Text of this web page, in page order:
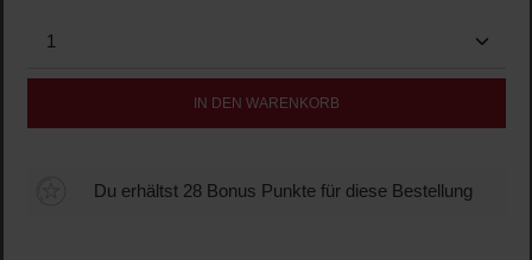
Produkt Anzahl: Gib den gewünschten Wert ein
IN DEN WARENKORB
Du erhältst 28 Bonus Punkte für diese Bestellung